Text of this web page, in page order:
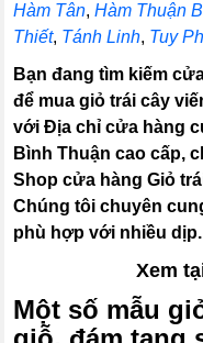
Hàm Tân,Hàm Thuận
Thiết, Tánh Linh, Tuy
Bạn đang tìm kiếm
để mua giỏ trái cây
với Địa chỉ cửa hàng
Bình Thuận cao cấp,
Shop cửa hàng Giỏ
Chúng tôi chuyên
phù hợp với nhiều
Xem
Một số mẫu